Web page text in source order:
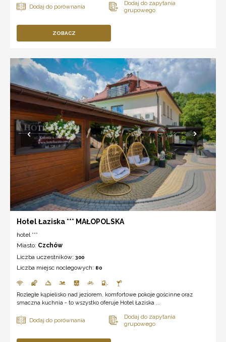
ZOBACZ
Hotel Łaziska *** MAŁOPOLSKA
hotel ***
Miasto: Czchów
Liczba uczestników: 300
Liczba miejsc noclegowych: 80
Rozległe kąpielisko nad jeziorem, komfortowe pokoje gościnne oraz
smaczna kuchnia - to wszystko oferuje Hotel Łaziska ...